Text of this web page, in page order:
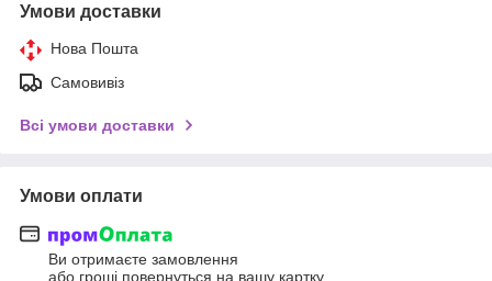
Умови доставки
Нова Пошта
Самовивіз
Всі умови доставки
Умови оплати
Ви отримаєте замовлення
або гроші повернуться на вашу картку